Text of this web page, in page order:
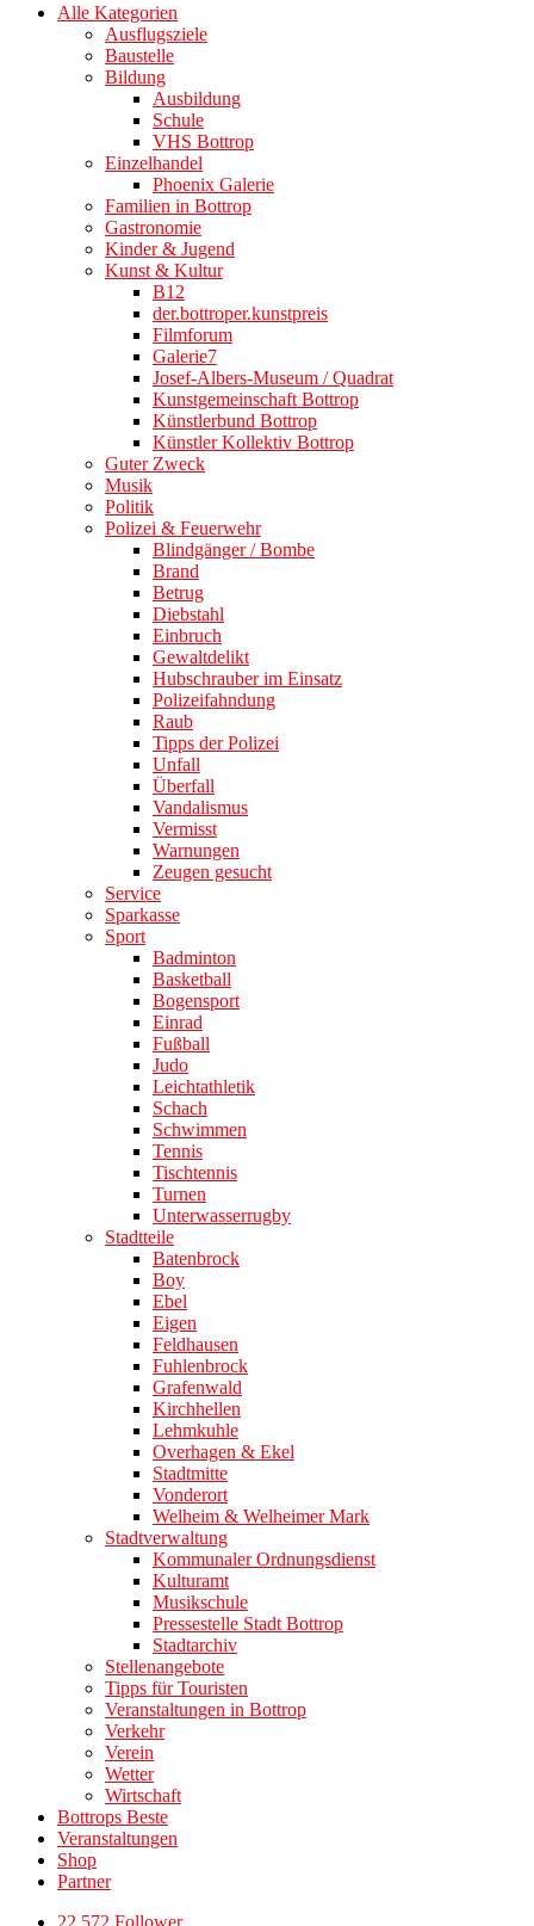
Alle Kategorien
Ausflugsziele
Baustelle
Bildung
Ausbildung
Schule
VHS Bottrop
Einzelhandel
Phoenix Galerie
Familien in Bottrop
Gastronomie
Kinder & Jugend
Kunst & Kultur
B12
der.bottroper.kunstpreis
Filmforum
Galerie7
Josef-Albers-Museum / Quadrat
Kunstgemeinschaft Bottrop
Künstlerbund Bottrop
Künstler Kollektiv Bottrop
Guter Zweck
Musik
Politik
Polizei & Feuerwehr
Blindgänger / Bombe
Brand
Betrug
Diebstahl
Einbruch
Gewaltdelikt
Hubschrauber im Einsatz
Polizeifahndung
Raub
Tipps der Polizei
Unfall
Überfall
Vandalismus
Vermisst
Warnungen
Zeugen gesucht
Service
Sparkasse
Sport
Badminton
Basketball
Bogensport
Einrad
Fußball
Judo
Leichtathletik
Schach
Schwimmen
Tennis
Tischtennis
Turnen
Unterwasserrugby
Stadtteile
Batenbrock
Boy
Ebel
Eigen
Feldhausen
Fuhlenbrock
Grafenwald
Kirchhellen
Lehmkuhle
Overhagen & Ekel
Stadtmitte
Vonderort
Welheim & Welheimer Mark
Stadtverwaltung
Kommunaler Ordnungsdienst
Kulturamt
Musikschule
Pressestelle Stadt Bottrop
Stadtarchiv
Stellenangebote
Tipps für Touristen
Veranstaltungen in Bottrop
Verkehr
Verein
Wetter
Wirtschaft
Bottrops Beste
Veranstaltungen
Shop
Partner
22.572 Follower